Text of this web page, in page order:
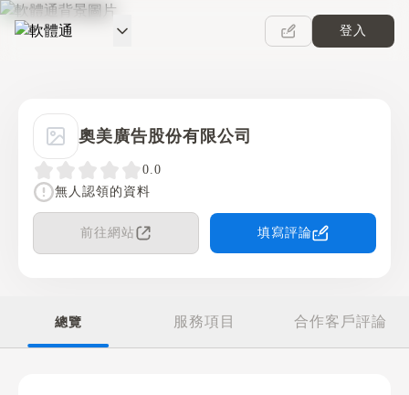
軟體通
登入
奧美廣告股份有限公司
0.0
無人認領的資料
前往網站 填寫評論
總覽 服務項目 合作客戶評論